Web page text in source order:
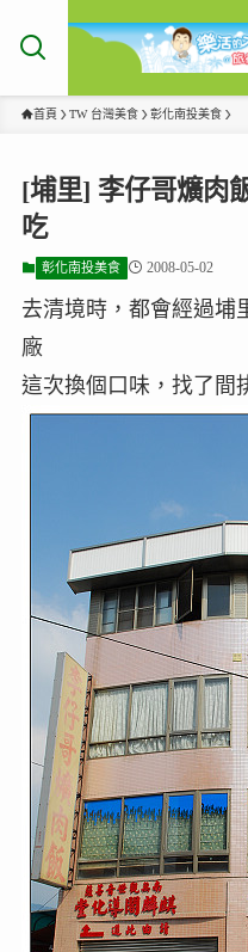
首頁 TW 台灣美食 彰化南投美食
[埔里] 李仔哥爌肉
吃
彰化南投美食 2008-05-02
去清境時，都會經過埔
廠
這次換個口味，找了間